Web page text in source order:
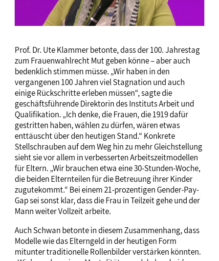
Prof. Dr. Ute Klammer betonte, dass der 100. Jahrestag
zum Frauenwahlrecht Mut geben könne – aber auch
bedenklich stimmen müsse. „Wir haben in den
vergangenen 100 Jahren viel Stagnation und auch
einige Rückschritte erleben müssen“, sagte die
geschäftsführende Direktorin des Instituts Arbeit und
Qualifikation. „Ich denke, die Frauen, die 1919 dafür
gestritten haben, wählen zu dürfen, wären etwas
enttäuscht über den heutigen Stand.“ Konkrete
Stellschrauben auf dem Weg hin zu mehr Gleichstellung
sieht sie vor allem in verbesserten Arbeitszeitmodellen
für Eltern. „Wir brauchen etwa eine 30-Stunden-Woche,
die beiden Elternteilen für die Betreuung ihrer Kinder
zugutekommt.“ Bei einem 21-prozentigen Gender-Pay-
Gap sei sonst klar, dass die Frau in Teilzeit gehe und der
Mann weiter Vollzeit arbeite.
Auch Schwan betonte in diesem Zusammenhang, dass
Modelle wie das Elterngeld in der heutigen Form
mitunter traditionelle Rollenbilder verstärken könnten.